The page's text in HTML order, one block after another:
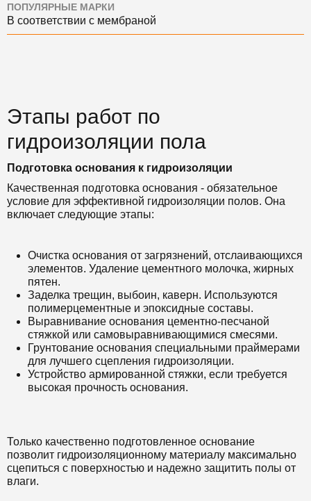
ПОПУЛЯРНЫЕ МАРКИ
В соответствии с мембраной
Этапы работ по
гидроизоляции пола
Подготовка основания к гидроизоляции
Качественная подготовка основания - обязательное
условие для эффективной гидроизоляции полов. Она
включает следующие этапы:
Очистка основания от загрязнений, отслаивающихся
элементов. Удаление цементного молочка, жирных
пятен.
Заделка трещин, выбоин, каверн. Используются
полимерцементные и эпоксидные составы.
Выравнивание основания цементно-песчаной
стяжкой или самовыравнивающимися смесями.
Грунтование основания специальными праймерами
для лучшего сцепления гидроизоляции.
Устройство армированной стяжки, если требуется
высокая прочность основания.
Только качественно подготовленное основание
позволит гидроизоляционному материалу максимально
сцепиться с поверхностью и надежно защитить полы от
влаги.